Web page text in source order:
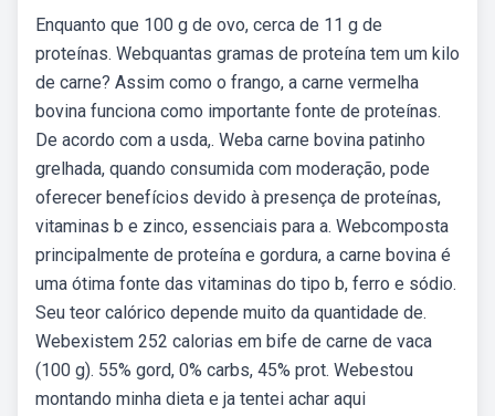
Enquanto que 100 g de ovo, cerca de 11 g de
proteínas. Webquantas gramas de proteína tem um kilo
de carne? Assim como o frango, a carne vermelha
bovina funciona como importante fonte de proteínas.
De acordo com a usda,. Weba carne bovina patinho
grelhada, quando consumida com moderação, pode
oferecer benefícios devido à presença de proteínas,
vitaminas b e zinco, essenciais para a. Webcomposta
principalmente de proteína e gordura, a carne bovina é
uma ótima fonte das vitaminas do tipo b, ferro e sódio.
Seu teor calórico depende muito da quantidade de.
Webexistem 252 calorias em bife de carne de vaca
(100 g). 55% gord, 0% carbs, 45% prot. Webestou
montando minha dieta e ja tentei achar aqui